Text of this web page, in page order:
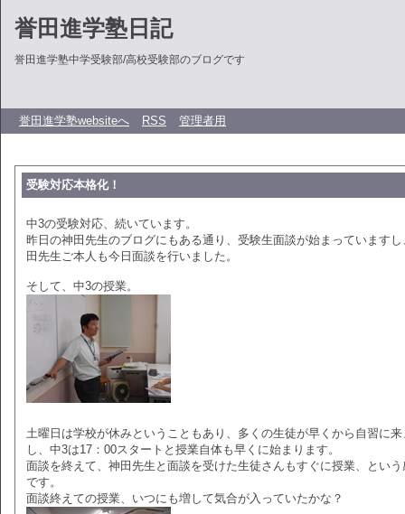
誉田進学塾日記
誉田進学塾中学受験部/高校受験部のブログです
誉田進学塾websiteへ RSS 管理者用
受験対応本格化！
中3の受験対応、続いています。
昨日の神田先生のブログにもある通り、受験生面談が始まっていますし
田先生ご本人も今日面談を行いました。
そして、中3の授業。
土曜日は学校が休みということもあり、多くの生徒が早くから自習に来
し、中3は17：00スタートと授業自体も早くに始まります。
面談を終えて、神田先生と面談を受けた生徒さんもすぐに授業、という
です。
面談終えての授業、いつにも増して気合が入っていたかな？